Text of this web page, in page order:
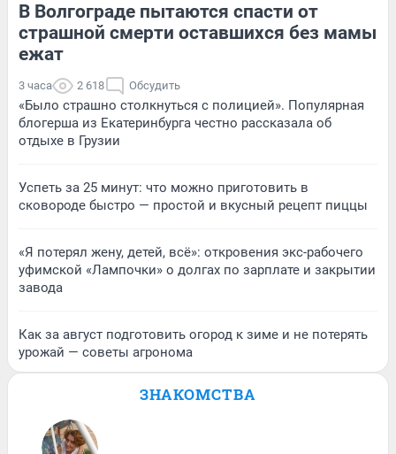
В Волгограде пытаются спасти от
страшной смерти оставшихся без мамы
ежат
3 часа 2 618 Обсудить
«Было страшно столкнуться с полицией». Популярная
блогерша из Екатеринбурга честно рассказала об
отдыхе в Грузии
Успеть за 25 минут: что можно приготовить в
сковороде быстро — простой и вкусный рецепт пиццы
«Я потерял жену, детей, всё»: откровения экс-рабочего
уфимской «Лампочки» о долгах по зарплате и закрытии
завода
Как за август подготовить огород к зиме и не потерять
урожай — советы агронома
ЗНАКОМСТВА